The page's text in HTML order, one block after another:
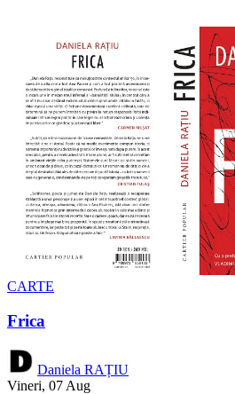
CARTE
Frica
Daniela RAȚIU
Vineri, 07 Aug